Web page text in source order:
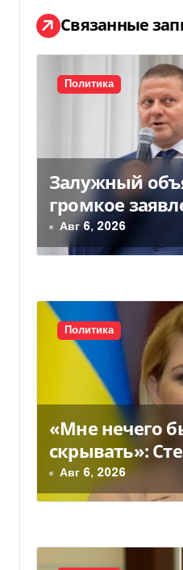
а
ц
и
п
о
з
а
и
м
Связанные
Политика
Залужный
громкое
вступлении
Авг 6, 2026
Политика
«Мне нечего
скрывать»:
подозрение
Авг 6, 2026